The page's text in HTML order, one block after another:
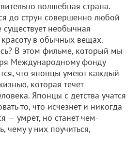
волшебная страна.
до струн совершенно любой
необычная
красоту в обычных вещах.
В этом фильме, который мы
Международному фонду
что японцы умеют каждый
которая течет
Японцы с детства учатся
то, что исчезнет и никогда
— умрет, но станет чем-
чему у них поучиться,